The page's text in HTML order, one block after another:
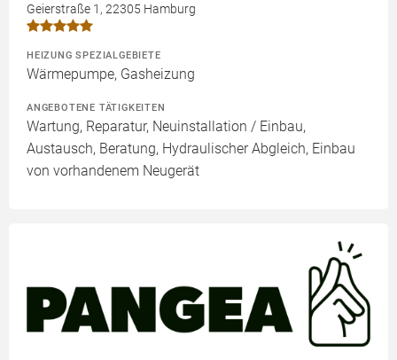
Geierstraße 1, 22305 Hamburg
HEIZUNG SPEZIALGEBIETE
Wärmepumpe, Gasheizung
ANGEBOTENE TÄTIGKEITEN
Wartung, Reparatur, Neuinstallation / Einbau,
Austausch, Beratung, Hydraulischer Abgleich, Einbau
von vorhandenem Neugerät